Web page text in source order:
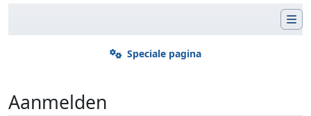
Speciale pagina
Aanmelden